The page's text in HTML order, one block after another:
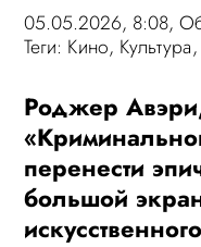
05.05.2026, 8:08,
Теги: Кино, Культура
Роджер
перенести
большой